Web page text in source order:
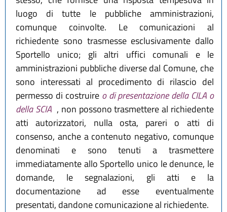
luogo di tutte le pubbliche amministrazioni,
comunque coinvolte. Le comunicazioni al
richiedente sono trasmesse esclusivamente dallo
Sportello unico; gli altri uffici comunali e le
amministrazioni pubbliche diverse dal Comune, che
sono interessati al procedimento di rilascio del
permesso di costruire o di presentazione della CILA o
della SCIA , non possono trasmettere al richiedente
atti autorizzatori, nulla osta, pareri o atti di
consenso, anche a contenuto negativo, comunque
denominati e sono tenuti a trasmettere
immediatamente allo Sportello unico le denunce, le
domande, le segnalazioni, gli atti e la
documentazione ad esse eventualmente
presentati, dandone comunicazione al richiedente.